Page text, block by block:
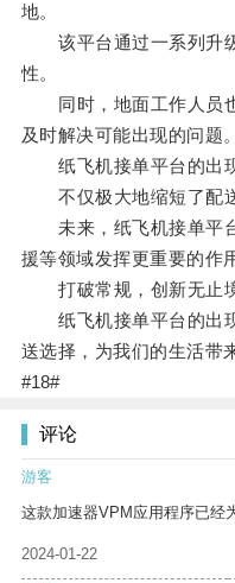
地。
该平台通过一系列升级
性。
同时，地面工作人员也
及时解决可能出现的问题。
纸飞机接单平台的出现
不仅极大地缩短了配送
未来，纸飞机接单平台
援等领域发挥更重要的作
打破常规，创新无止境
纸飞机接单平台的出现
送选择，为我们的生活带
#18#
评论
游客
这款加速器VPM应用程序已经
2024-01-22